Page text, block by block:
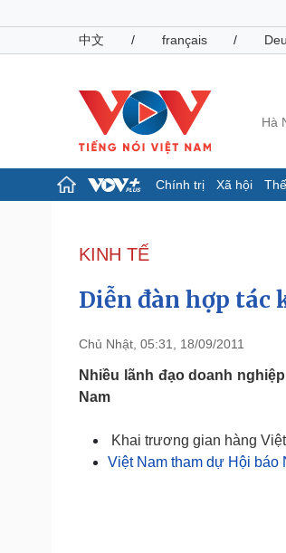
中文
/ français /
Hà
Chính trị Xã hội
Đảng
Tổ chức nhân sự
Quốc hội
Nhận diện sự thật
Pháp luật
Vụ án
Tư vấn luật
KINH TẾ
Diễn đàn hợp tác
Chủ Nhật, 05:31, 18/09/2011
Nhiều lãnh đạo doanh
Nam
Khai trương gian hàng
Việt Nam tham dự Hội báo